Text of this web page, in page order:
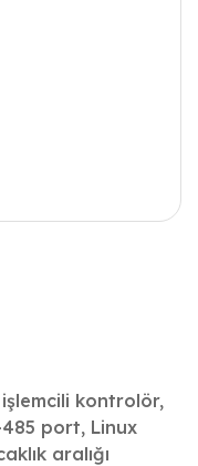
kontrolör,
485 port, Linux
aralığı